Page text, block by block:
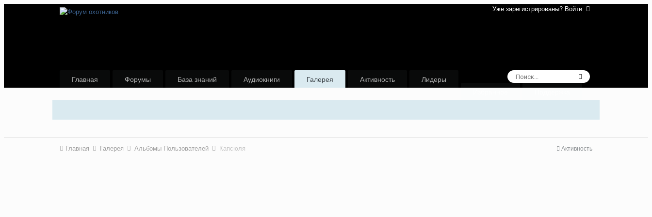
Уже зарегистрированы? Войти
Главная Форумы База знаний Аудиокниги Галерея Активность
Лидеры
Активность
Главная Галерея Альбомы Пользователей Капсюля